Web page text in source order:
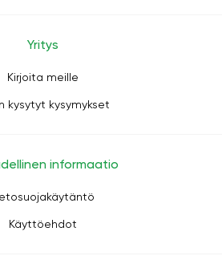
Yritys
Kirjoita meille
kysytyt kysymykset
informaatio
Käyttöehdot